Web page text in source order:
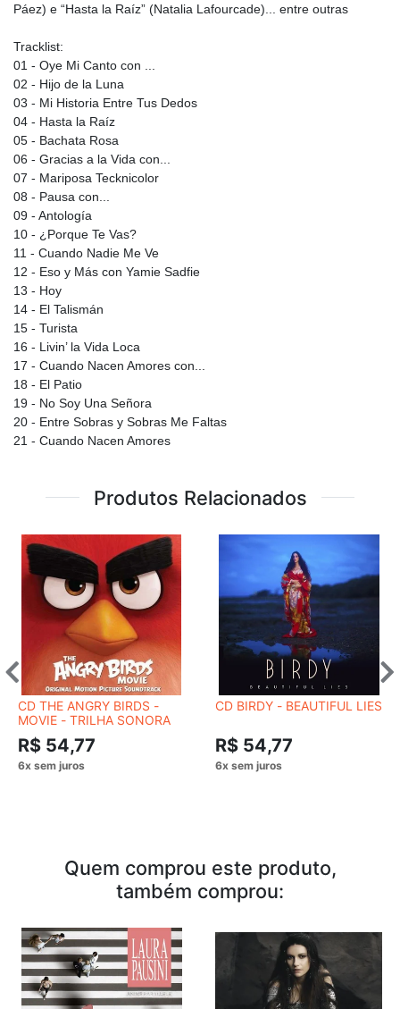
Páez) e “Hasta la Raíz” (Natalia Lafourcade)... entre outras
Tracklist:
01 - Oye Mi Canto con ...
02 - Hijo de la Luna
03 - Mi Historia Entre Tus Dedos
04 - Hasta la Raíz
05 - Bachata Rosa
06 - Gracias a la Vida con...
07 - Mariposa Tecknicolor
08 - Pausa con...
09 - Antología
10 - ¿Porque Te Vas?
11 - Cuando Nadie Me Ve
12 - Eso y Más con Yamie Sadfie
13 - Hoy
14 - El Talismán
15 - Turista
16 - Livin’ la Vida Loca
17 - Cuando Nacen Amores con...
18 - El Patio
19 - No Soy Una Señora
20 - Entre Sobras y Sobras Me Faltas
21 - Cuando Nacen Amores
Produtos Relacionados
CD THE ANGRY BIRDS -
MOVIE - TRILHA SONORA
R$ 54,77
CD BIRDY - BEAUTIFUL LIES
R$ 54,77
Quem comprou este produto,
também comprou: